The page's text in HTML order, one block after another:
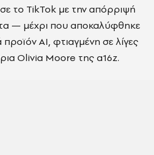
το TikTok με την απόρριψή
— μέχρι που αποκαλύφθηκε
AI, φτιαγμένη σε λίγες
Olivia Moore της a16z.